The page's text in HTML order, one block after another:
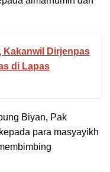
Kakanwil Dirjenpas
di Lapas
Biyan, Pak
para masyayikh